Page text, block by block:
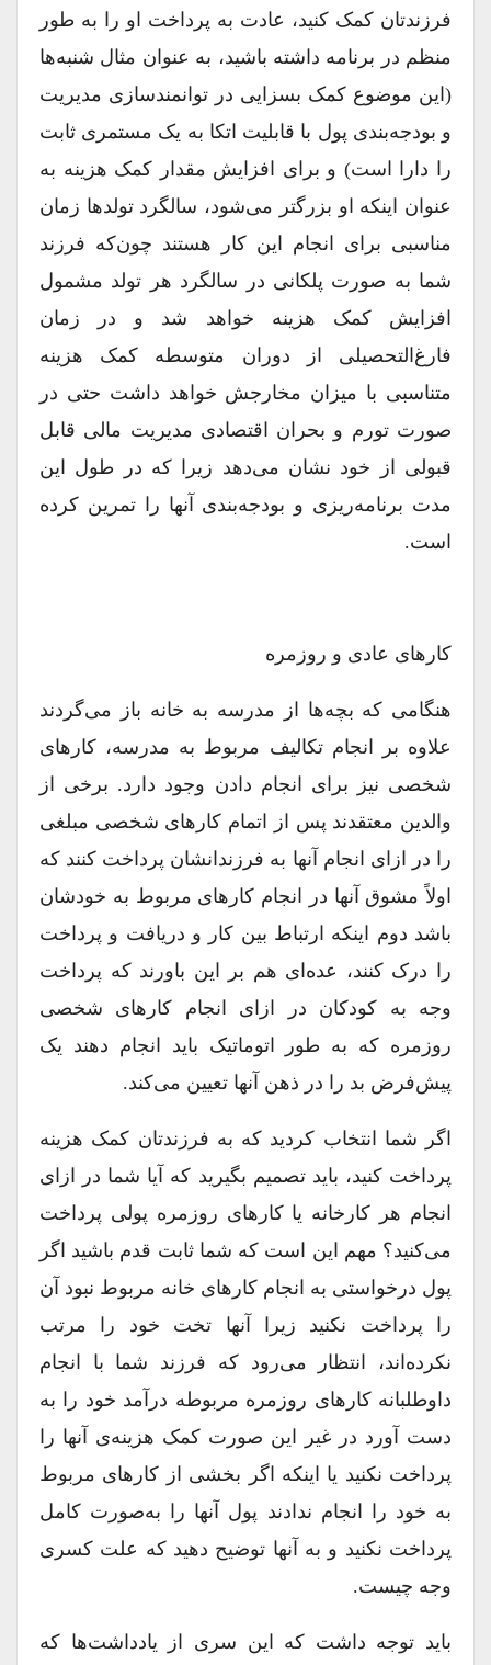
فرزندتان کمک کنید، عادت به پرداخت او را به طور
منظم در برنامه داشته باشید، به عنوان مثال شنبه‌ها
(این موضوع کمک بسزایی در توانمند‌سازی مدیریت
و بودجه‌بندی پول با قابلیت اتکا به یک مستمری ثابت
را دارا است) و برای افزایش مقدار کمک هزینه به
عنوان اینکه او بزرگتر می‌شود، سالگرد تولدها زمان
مناسبی برای انجام این کار هستند چون‌که فرزند
شما به صورت پلکانی در سالگرد هر تولد مشمول
افزایش کمک هزینه خواهد شد و در زمان
فارغ‌التحصیلی از دوران متوسطه کمک هزینه
متناسبی با میزان مخارجش خواهد داشت حتی در
صورت تورم و بحران اقتصادی مدیریت مالی قابل
قبولی از خود نشان می‌دهد زیرا که در طول این
مدت برنامه‌ریزی و بودجه‌بندی آنها را تمرین کرده
است.
کارهای عادی و روزمره
هنگامی که بچه‌ها از مدرسه به خانه باز می‌گردند
علاوه بر انجام تکالیف مربوط به مدرسه، کارهای
شخصی نیز برای انجام دادن وجود دارد. برخی از
والدین معتقدند پس از اتمام کارهای شخصی مبلغی
را در ازای انجام آنها به فرزندانشان پرداخت کنند که
اولاً مشوق آنها در انجام کارهای مربوط به خودشان
باشد دوم اینکه ارتباط بین کار و دریافت و پرداخت
را درک کنند، عده‌ای هم بر این باورند که پرداخت
وجه به کودکان در ازای انجام کارهای شخصی
روزمره که به طور اتوماتیک باید انجام دهند یک
پیش‌فرض بد را در ذهن آنها تعیین می‌کند.
اگر شما انتخاب کردید که به فرزندتان کمک هزینه
پرداخت کنید، باید تصمیم بگیرید که آیا شما در ازای
انجام هر کارخانه یا کارهای روزمره پولی پرداخت
می‌کنید؟ مهم این است که شما ثابت قدم باشید اگر
پول درخواستی به انجام کارهای خانه مربوط نبود آن
را پرداخت نکنید زیرا آنها تخت خود را مرتب
نکرده‌اند، انتظار می‌رود که فرزند شما با انجام
داوطلبانه کارهای روزمره مربوطه درآمد خود را به
دست آورد در غیر این صورت کمک هزینه‌ی آنها را
پرداخت نکنید یا اینکه اگر بخشی از کارهای مربوط
به خود را انجام ندادند پول آنها را به‌صورت کامل
پرداخت نکنید و به آنها توضیح دهید که علت کسری
وجه چیست.
باید توجه داشت که این سری از یادداشت‌ها که